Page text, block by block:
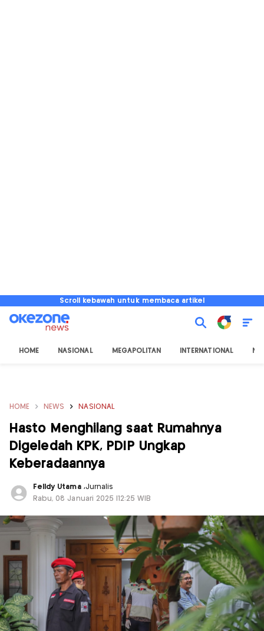
Scroll kebawah untuk membaca artikel
HOME NASIONAL MEGAPOLITAN INTERNATIONAL
HOME NEWS NASIONAL
Hasto Menghilang saat Rumahnya
Digeledah KPK, PDIP Ungkap
Keberadaannya
Felldy Utama ,Jurnalis
Rabu, 08 Januari 2025 |12:25 WIB